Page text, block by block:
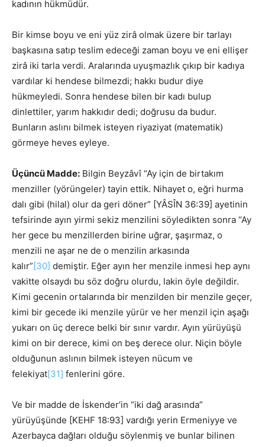
kadının hükmüdür.
Bir kimse boyu ve eni yüz zirâ olmak üzere bir tarlayı
başkasına satıp teslim edeceği zaman boyu ve eni ellişer
zirâ iki tarla verdi. Aralarında uyuşmazlık çıkıp bir kadıya
vardılar ki hendese bilmezdi; hakkı budur diye
hükmeyledi. Sonra hendese bilen bir kadı bulup
dinlettiler, yarım hakkıdır dedi; doğrusu da budur.
Bunların aslını bilmek isteyen riyaziyat (matematik)
görmeye heves eyleye.
Üçüncü Madde: Bilgin Beyzâvî “Ay için de birtakım
menziller (yörüngeler) tayin ettik. Nihayet o, eğri hurma
dalı gibi (hilal) olur da geri döner” [YÂSÎN 36:39] ayetinin
tefsirinde ayın yirmi sekiz menzilini söyledikten sonra “Ay
her gece bu menzillerden birine uğrar, şaşırmaz, o
menzili ne aşar ne de o menzilin arkasında
kalır” [30] demiştir. Eğer ayın her menzile inmesi hep aynı
vakitte olsaydı bu söz doğru olurdu, lakin öyle değildir.
Kimi gecenin ortalarında bir menzilden bir menzile geçer,
kimi bir gecede iki menzile yürür ve her menzil için aşağı
yukarı on üç derece belki bir sınır vardır. Ayın yürüyüşü
kimi on bir derece, kimi on beş derece olur. Niçin böyle
olduğunun aslının bilmek isteyen nücum ve
felekiyat[31] fenlerini göre.
Ve bir madde de İskender’in “iki dağ arasında”
yürüyüşünde [KEHF 18:93] vardığı yerin Ermeniyye ve
Azerbayca dağları olduğu söylenmiş ve bunlar bilinen